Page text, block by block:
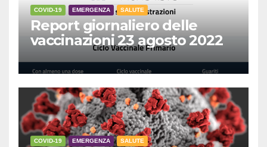
COVID-19 EMERGENZA SALUTE
Report giornaliero delle
vaccinazioni 23 agosto 2022
COVID-19 EMERGENZA SALUTE